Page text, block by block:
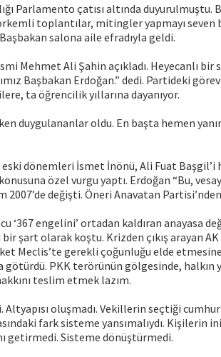
Parlamento çatısı altında duyurulmuştu.
toplantılar, mitingler yapmayı
salona aile efradıyla geldi.
Mehmet Ali Şahin açıkladı. Heyecanlı bir
Başbakan Erdoğan.” dedi. Partideki
ta öğrencilik yıllarına dayanıyor.
duygulananlar oldu. En başta hemen
eski dönemleri İsmet İnönü, Ali Fuat
konusuna özel vurgu yaptı. Erdoğan “Bu,
2007’de değişti. Öneri Anavatan
‘367 engelini’ ortadan kaldıran anayasa
şart olarak koştu. Krizden çıkış arayan
Meclis’te gerekli çoğunluğu elde
PKK terörünün gölgesinde, halkın
teslim etmek lazım.
oluşmadı. Vekillerin seçtiği
fark sisteme yansımalıydı. Kişilerin
getirmedi. Sisteme dönüştürmedi.